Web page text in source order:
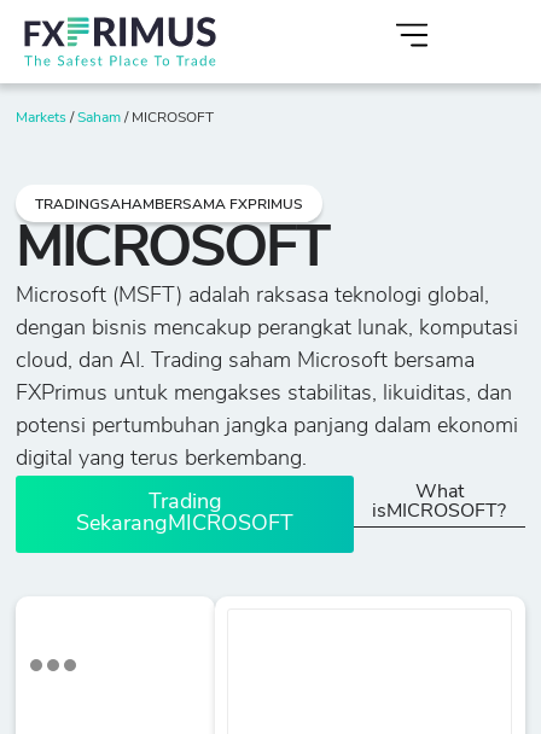
TRADINGSAHAMBERSAMA FXPRIMUS
MICROSOFT
Microsoft (MSFT) adalah raksasa teknologi global,
dengan bisnis mencakup perangkat lunak, komputasi
cloud, dan AI. Trading saham Microsoft bersama
FXPrimus untuk mengakses stabilitas, likuiditas, dan
potensi pertumbuhan jangka panjang dalam ekonomi
digital yang terus berkembang.
Trading
SekarangMICROSOFT
What
isMICROSOFT?
Markets /Saham / MICROSOFT